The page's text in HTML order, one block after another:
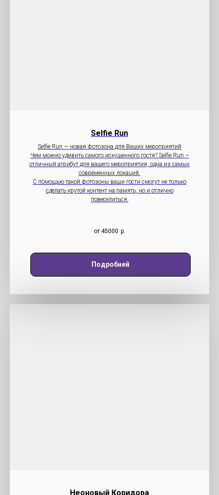
Selfie Run
Selfie Run — новая фотозона для Ваших мероприятий
Чем можно удивить самого искушенного гостя? Selfie Run –
отличный атрибут для вашего мероприятия, одна из самых
современных локаций.
С помощью такой фотозоны ваши гости смогут не только
сделать крутой контент на память, но и отлично
повеселиться.
от 45000 р.
Подробней
Неоновый Коридора